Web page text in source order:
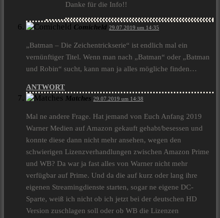
Danke für die Info!!
Comicheld 29.07.2019 um 14:35
„Batman – Die Zeichentrickserie“ ist endlich mal ein
vernünftiger Titel. Wenn man nach „Batman“ oder „Batman
und Robin“ sucht, kann man ja alles mögliche finden…
ANTWORT
Matches 29.07.2019 um 14:38
Mal ne andere Frage. Hat jemand von Euch Anfang 2019
Warner Medien auf Amazon gekauft gehabt/besessen und
konnte diese dann nicht mehr ansehen, wegen den
schwierigen Lizenzverhandlungen zwischen Amazon Prime
und WB? Da war ja fast alles von Warner nicht mehr
verfügbar auf Prime. Und da die auf kurz oder lang ihre
eigenen Streamingdienste starten, sogar ne eigene DC-
Sparte, weiß ich nicht ob ich jetzt bei der deutschen HD
Version zuschlagen soll oder ob WB die Lizenzen